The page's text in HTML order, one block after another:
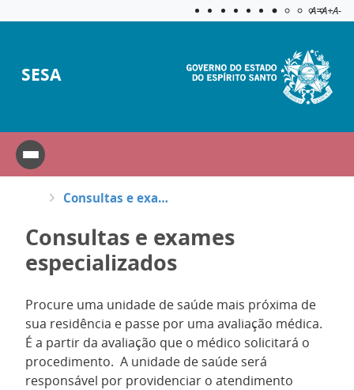
Aplicar
A=A+A-
SESA
Consultas e exames especializados
Consultas e exames
especializados
Procure uma unidade de saúde mais próxima de
sua residência e passe por uma avaliação médica.
É a partir da avaliação que o médico solicitará o
procedimento. A unidade de saúde será
responsável por providenciar o atendimento